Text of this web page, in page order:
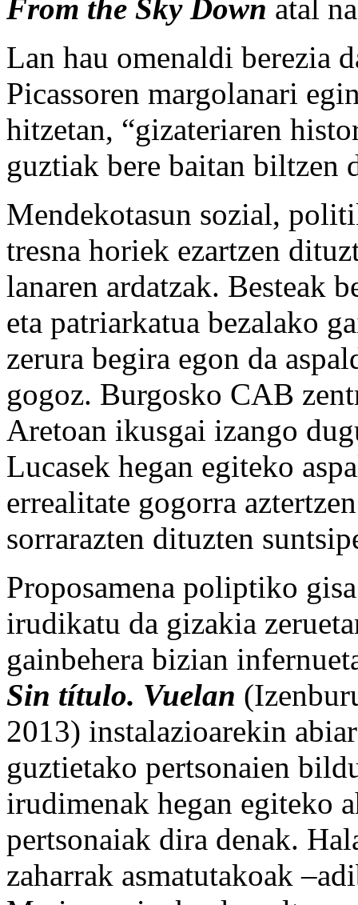
From the Sky Down atal
Lan hau omenaldi berezia
Picassoren margolanari
hitzetan, “gizateriaren
guztiak bere baitan biltzen
Mendekotasun sozial,
tresna horiek ezartzen
lanaren ardatzak. Besteak
eta patriarkatua bezalako
zerura begira egon da
gogoz. Burgosko CAB
Aretoan ikusgai izango
Lucasek hegan egiteko
errealitate gogorra
sorrarazten dituzten
Proposamena poliptiko
irudikatu da gizakia
gainbehera bizian
Sin título. Vuelan
2013) instalazioarekin
guztietako pertsonaien
irudimenak hegan egiteko
pertsonaiak dira denak.
zaharrak asmatutakoak